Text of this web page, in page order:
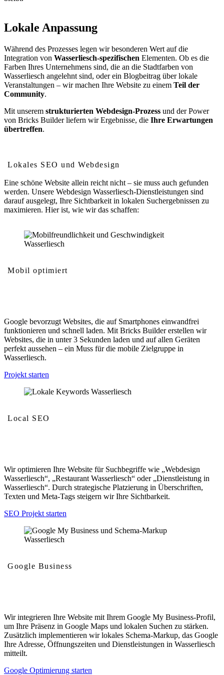
Lokale Anpassung
Während des Prozesses legen wir besonderen Wert auf die
Integration von Wasserliesch-spezifischen Elementen. Ob es die
Farben Ihres Unternehmens sind, die an die Stadtfarben von
Wasserliesch angelehnt sind, oder ein Blogbeitrag über lokale
Veranstaltungen – wir machen Ihre Website zu einem Teil der
Community.
Mit unserem strukturierten Webdesign-Prozess und der Power
von Bricks Builder liefern wir Ergebnisse, die Ihre Erwartungen
übertreffen.
Lokales SEO und Webdesign
Eine schöne Website allein reicht nicht – sie muss auch gefunden
werden. Unsere Webdesign Wasserliesch-Dienstleistungen sind
darauf ausgelegt, Ihre Sichtbarkeit in lokalen Suchergebnissen zu
maximieren. Hier ist, wie wir das schaffen:
Mobil optimiert
Google bevorzugt Websites, die auf Smartphones einwandfrei
funktionieren und schnell laden. Mit Bricks Builder erstellen wir
Websites, die in unter 3 Sekunden laden und auf allen Geräten
perfekt aussehen – ein Muss für die mobile Zielgruppe in
Wasserliesch.
Projekt starten
Local SEO
Wir optimieren Ihre Website für Suchbegriffe wie „Webdesign
Wasserliesch“, „Restaurant Wasserliesch“ oder „Dienstleistung in
Wasserliesch“. Durch strategische Platzierung in Überschriften,
Texten und Meta-Tags steigern wir Ihre Sichtbarkeit.
SEO Projekt starten
Google Business
Wir integrieren Ihre Website mit Ihrem Google My Business-Profil,
um Ihre Präsenz in Google Maps und lokalen Suchen zu stärken.
Zusätzlich implementieren wir lokales Schema-Markup, das Google
Ihre Adresse, Öffnungszeiten und Dienstleistungen in Wasserliesch
mitteilt.
Google Optimierung starten